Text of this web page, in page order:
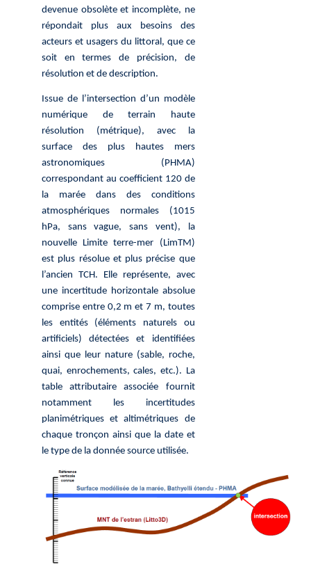
devenue obsolète et incomplète, ne
répondait plus aux besoins des
acteurs et usagers du littoral, que ce
soit en termes de précision, de
résolution et de description.
Issue de l’intersection d’un modèle
numérique de terrain haute
résolution (métrique), avec la
surface des plus hautes mers
astronomiques (PHMA)
correspondant au coefficient 120 de
la marée dans des conditions
atmosphériques normales (1015
hPa, sans vague, sans vent), la
nouvelle Limite terre-mer (LimTM)
est plus résolue et plus précise que
l’ancien TCH.
Elle représente, avec
une incertitude horizontale absolue
comprise entre 0,2 m et 7 m, toutes
les entités (éléments naturels ou
artificiels) détectées et identifiées
ainsi que leur nature (sable, roche,
quai, enrochements, cales, etc.). La
table attributaire associée fournit
notamment les incertitudes
planimétriques et altimétriques de
chaque tronçon ainsi que la date et
le type de la donnée source utilisée.